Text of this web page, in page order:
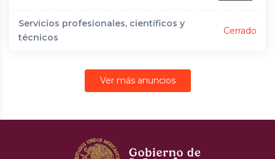
Servicios profesionales, científicos y
técnicos
Cerrado
Ver más anuncios